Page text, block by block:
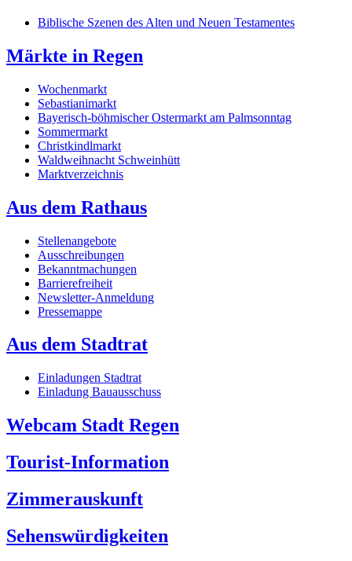
Biblische Szenen des Alten und Neuen Testamentes
Märkte in Regen
Wochenmarkt
Sebastianimarkt
Bayerisch-böhmischer Ostermarkt am Palmsonntag
Sommermarkt
Christkindlmarkt
Waldweihnacht Schweinhütt
Marktverzeichnis
Aus dem Rathaus
Stellenangebote
Ausschreibungen
Bekanntmachungen
Barrierefreiheit
Newsletter-Anmeldung
Pressemappe
Aus dem Stadtrat
Einladungen Stadtrat
Einladung Bauausschuss
Webcam Stadt Regen
Tourist-Information
Zimmerauskunft
Sehenswürdigkeiten